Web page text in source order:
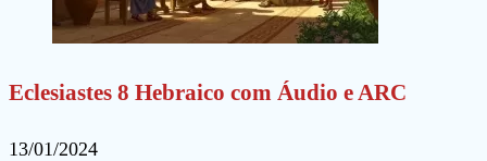
Eclesiastes 8 Hebraico com Áudio e ARC
13/01/2024